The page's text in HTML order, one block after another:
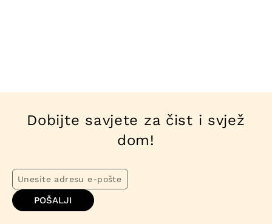
Dobijte savjete za čist i svjež
dom!
POŠALJI